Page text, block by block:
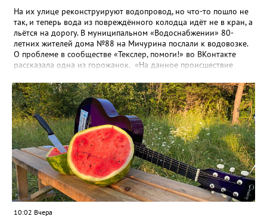
На их улице реконструируют водопровод, но что-то пошло не
так, и теперь вода из повреждённого колодца идёт не в кран, а
льётся на дорогу. В муниципальном «Водоснабжении» 80-
летних жителей дома №88 на Мичурина послали к водовозке.
О проблеме в сообществе «Текслер, помоги!» во ВКонтакте
рассказала одна из горожанок. «На данное происшествие
гл.инженера Шепелева А.Н. из обслуживающей организации
МУП ЗГО "Златоустовское Водоснабжение" ул. Островского, 7,
никакие работы по восстановлению подачи воды в дом
проводиться не будут. Вот уже шесть дней пенсионеры без
воды!», - пишет возмущённая женщина (стиль, орфография и
пунктуация авторские). Под обращением есть комментарий
пользователя под ником Olga Vyacheslavovna. Она сообщает:
сейчас МУП «Водоснабжение» ведёт реконструкцию сетей в
посёлке и работать приходится в сложных условиях горной
местности. «К сожалению, в процессе бурения иногда
выявляются или случайно повреждаются существующие вводы
малого диаметра, - отмечает Olga Vyacheslavovna. - Зачастую
10:02 Вчера